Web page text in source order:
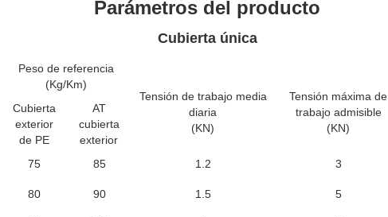
Parámetros del producto
Cubierta única
Peso de referencia
(Kg/Km)
Tensión de trabajo media
diaria
(KN)
Tensión máxima de
trabajo admisible
(KN)
Cubierta
exterior
de PE
AT
cubierta
exterior
75 85 1.2 3
80 90 1.5 5